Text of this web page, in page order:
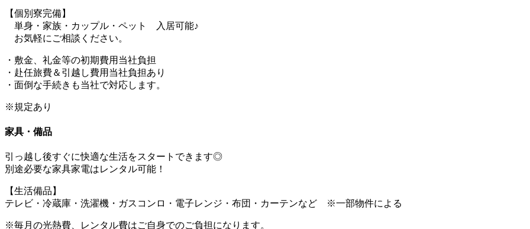
【個別寮完備】
単身・家族・カップル・ペット 入居可能♪
お気軽にご相談ください。
・敷金、礼金等の初期費用当社負担
・赴任旅費＆引越し費用当社負担あり
・面倒な手続きも当社で対応します。
※規定あり
家具・備品
引っ越し後すぐに快適な生活をスタートできます◎
別途必要な家具家電はレンタル可能！
【生活備品】
テレビ・冷蔵庫・洗濯機・ガスコンロ・電子レンジ・布団・カーテンなど ※一部物件による
※毎月の光熱費、レンタル費はご自身でのご負担になります。